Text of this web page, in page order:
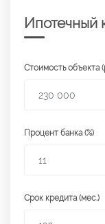
Ипотечный
Стоимость объекта
Процент банка (%)
Срок кредита (мес.)